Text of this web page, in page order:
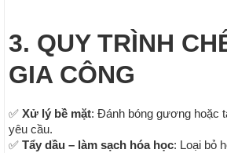
3. QUY TRÌNH
GIA CÔNG
✅ Xử lý bề mặt: Đánh bóng gương hoặc
yêu cầu.
✅ Tẩy dầu – làm sạch hóa học: Loại bỏ